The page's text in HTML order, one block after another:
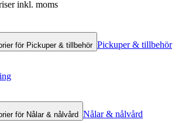
inkl. moms
för Pickuper & tillbehör Pickuper & tillbehör
för Nålar & nålvård Nålar & nålvård